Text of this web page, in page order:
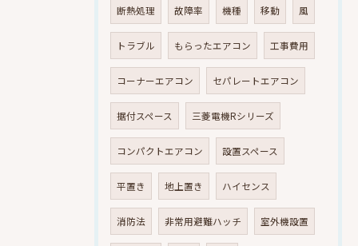
断熱処理 故障率 機種 移動 風
トラブル もらったエアコン 工事費用
コーナーエアコン セパレートエアコン
据付スペース 三菱電機Rシリーズ
コンパクトエアコン 設置スペース
平置き 地上置き ハイセンス
消防法 非常用避難ハッチ 室外機設置